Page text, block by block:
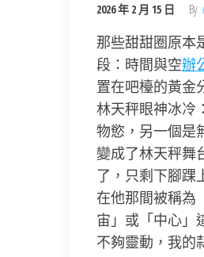
2026 年 2 月 15 日 By
那些甜甜圈原本
段：時間與空辦
置在吧檯的黃金
林天秤眼神冰冷
物慾，另一個是
變成了林天秤舞
了，只剩下腳踝
在他那間被稱為
宙」或「中心」
不夠靈動，我的